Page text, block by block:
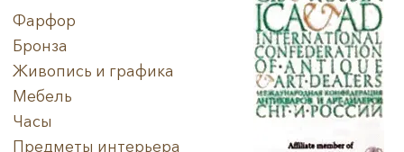
Фарфор
Бронза
Живопись и графика
Мебель
Часы
Предметы интерьера